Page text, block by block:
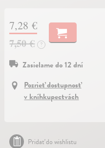
7,28 €
7,50 €
?
Zasielame do 12 dní
Pozrieť dostupnosť
v kníhkupectvách
Pridať do wishlistu